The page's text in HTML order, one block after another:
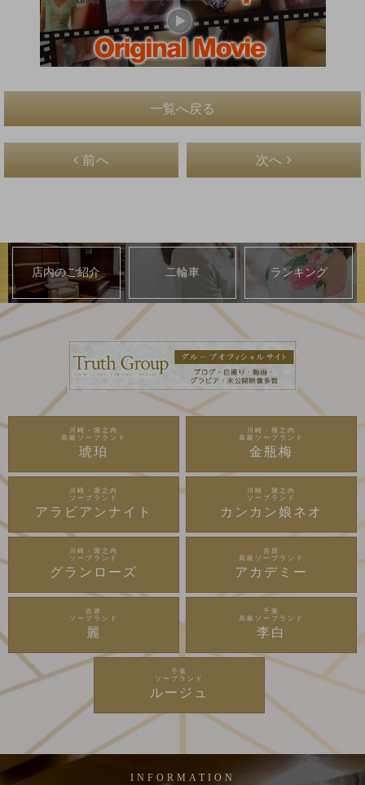
前へ
一覧へ戻る
次へ
店内のご紹介 二輪車 ランキング
川崎・堀之内
高級ソープランド
琥珀
川崎・堀之内
高級ソープランド
金瓶梅
川崎・堀之内
ソープランド
アラビアンナイト
川崎・堀之内
ソープランド
カンカン娘ネオ
川崎・堀之内
ソープランド
グランローズ
吉原
高級ソープランド
アカデミー
吉原
ソープランド
麗
千葉
高級ソープランド
李白
千葉
ソープランド
ルージュ
INFORMATION